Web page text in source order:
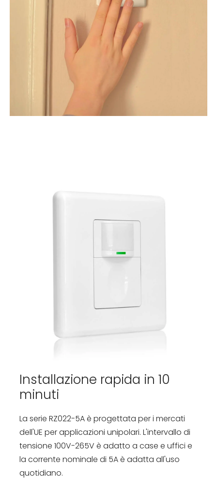
Installazione rapida in 10
minuti
La serie RZ022-5A è progettata per i mercati
dell'UE per applicazioni unipolari. L'intervallo di
tensione 100V-265V è adatto a case e uffici e
la corrente nominale di 5A è adatta all'uso
quotidiano.